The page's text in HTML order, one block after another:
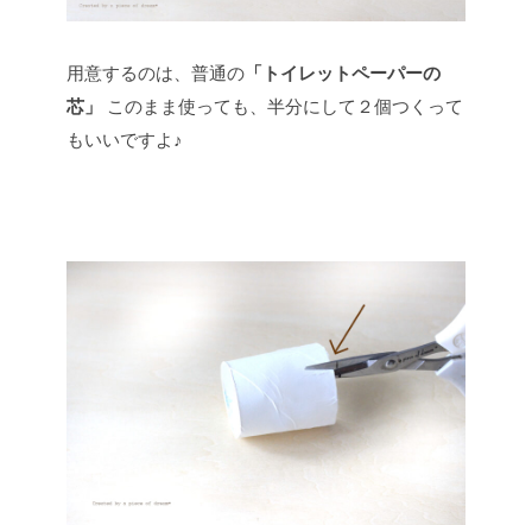
用意するのは、普通の 「トイレットペーパーの
芯」
このまま使っても、半分にして２個つくって
もいいですよ♪